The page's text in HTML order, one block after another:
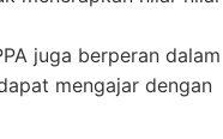
juga berperan dalam
mengajar dengan